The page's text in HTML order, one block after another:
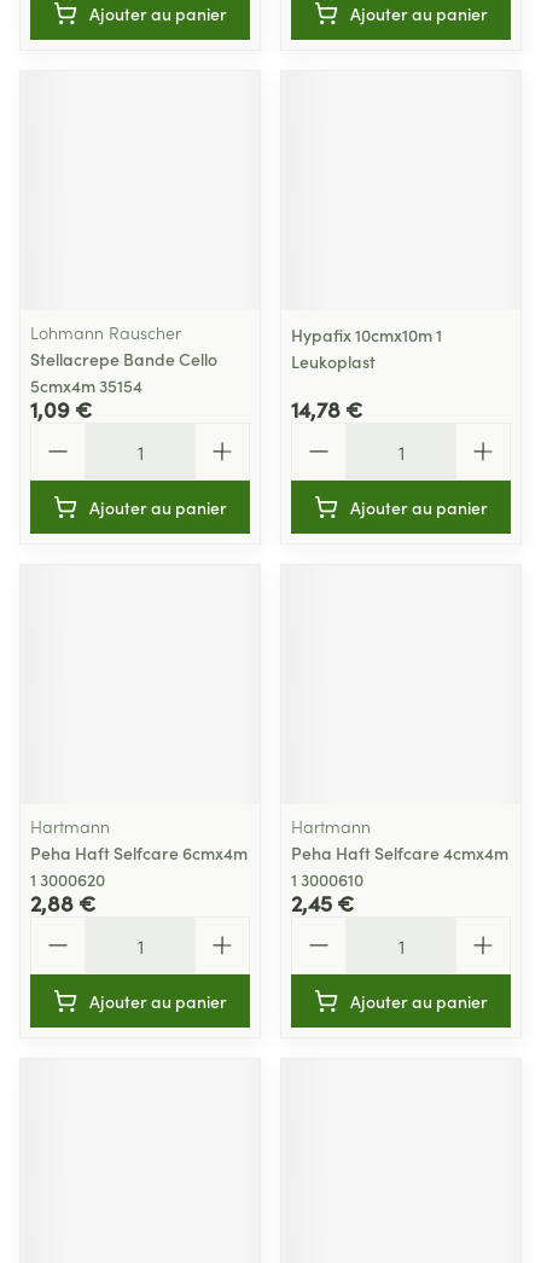
Ajouter au panier Ajouter au panier
Lohmann Rauscher
Stellacrepe Bande Cello
5cmx4m 35154
1,09 €
Ajouter au panier
Hypafix 10cmx10m 1
Leukoplast
14,78 €
Ajouter au panier
Hartmann
Peha Haft Selfcare 6cmx4m
1 3000620
2,88 €
Ajouter au panier
Hartmann
Peha Haft Selfcare 4cmx4m
1 3000610
2,45 €
Ajouter au panier